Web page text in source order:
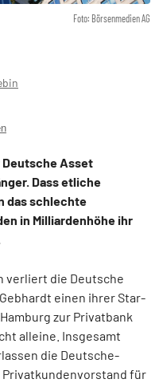
Foto: Börsenmedien AG
Asset
Dass etliche
das schlechte
in Milliardenhöhe ihr
verliert die Deutsche
einen ihrer Star-
zur Privatbank
alleine. Insgesamt
die Deutsche-
Privatkundenvorstand für